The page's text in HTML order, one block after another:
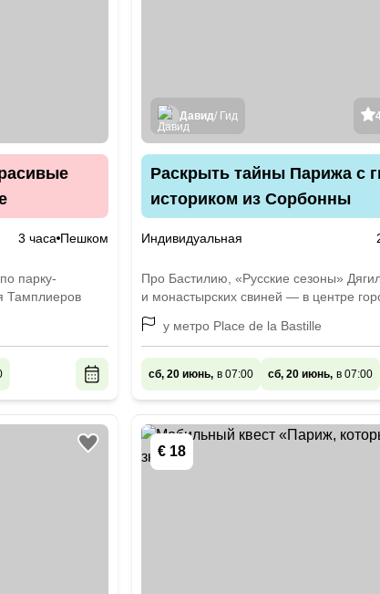
3 часа Пешком
парку-
Тамплиеров
Давид/ Гид
Раскрыть тайны Парижа с
историком из Сорбонны
Индивидуальная
Про Бастилию, «Русские сезоны»
и монастырских свиней — в центре
у метро Place de la Bastille
сб, 20 июнь, в 07:00 сб, 20 июнь, в 07:00
€ 18